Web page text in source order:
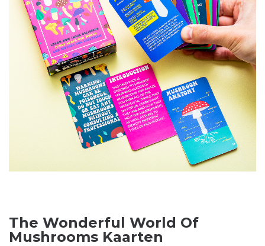
The Wonderful World Of
Mushrooms Kaarten